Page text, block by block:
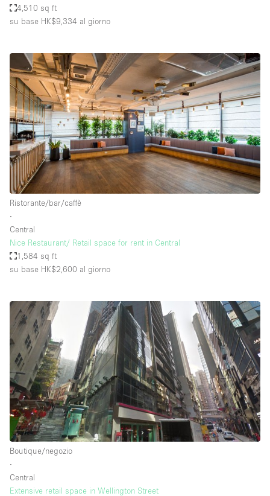
4,510 sq ft
su base HK$9,334 al giorno
Ristorante/bar/caffè
∙
Central
Nice Restaurant/ Retail space for rent in Central
1,584 sq ft
su base HK$2,600 al giorno
Boutique/negozio
∙
Central
Extensive retail space in Wellington Street